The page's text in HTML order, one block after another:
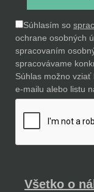
Súhlasím so
ochrane osobných
spracovaním
spracovávame
Súhlas možno
e-mailu alebo listu
Všetko o